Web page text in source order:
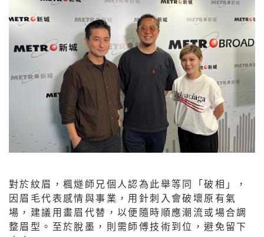
對於紋眉，楓燧師兄個人認為此舉等同「破相」，
因眉毛代表感情與事業，用針刺入會破壞原有氣
場，建議用畫眉代替，以便隨時順應潮流或場合調
整眉型。至於脫墨，則需師傅技術到位，避免留下